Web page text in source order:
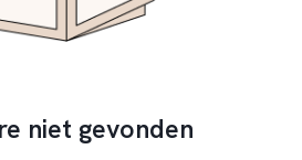
niet gevonden